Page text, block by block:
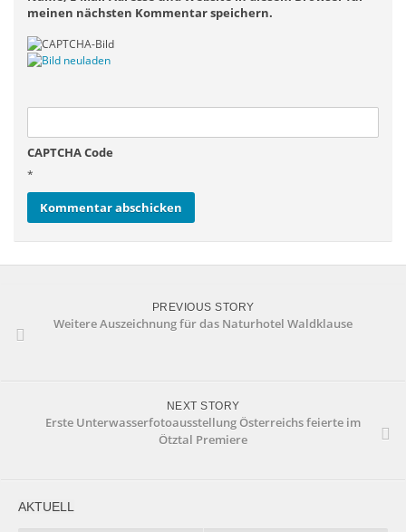
meinen nächsten Kommentar speichern.
CAPTCHA Code
*
PREVIOUS STORY
Weitere Auszeichnung für das Naturhotel Waldklause
NEXT STORY
Erste Unterwasserfotoausstellung Österreichs feierte im
Ötztal Premiere
AKTUELL